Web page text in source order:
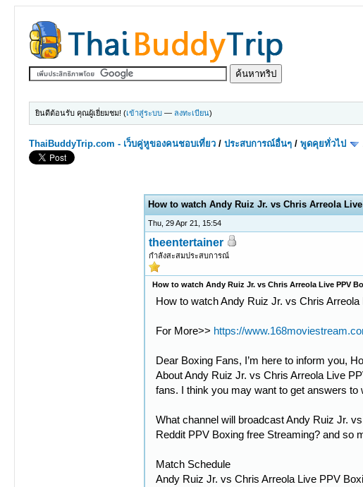
ยินดีต้อนรับ คุณผู้เยี่ยมชม! (เข้าสู่ระบบ — ลงทะเบียน)
ThaiBuddyTrip.com - เว็บคู่หูของคนชอบเที่ยว /ประสบการณ์อื่นๆ /พูดคุยทั่วไป
How to watch Andy Ruiz Jr. vs Chris Arreola
Thu, 29 Apr 21, 15:54
theentertainer
กำลังสะสมประสบการณ์
How to watch Andy Ruiz Jr. vs Chris Arreola Live PPV
How to watch Andy Ruiz Jr. vs Chris
For More>> https://
Dear Boxing Fans, I’m here to inform you,
About Andy Ruiz Jr. vs Chris Arreola Live
fans. I think you may want to get answers
What channel will broadcast Andy Ruiz Jr.
Reddit PPV Boxing free Streaming? and so
Match Schedule
Andy Ruiz Jr. vs Chris Arreola Live PPV